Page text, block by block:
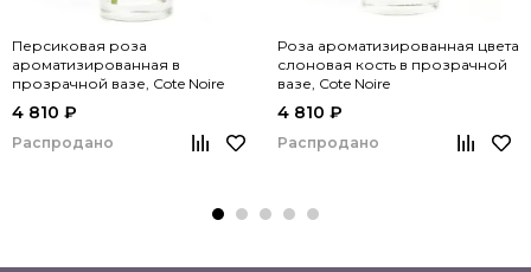
Персиковая роза
ароматизированная в
прозрачной вазе, Cote Noire
4 810 ₽
Распродано
Роза ароматизированная цвета
слоновая кость в прозрачной
вазе, Cote Noire
4 810 ₽
Распродано